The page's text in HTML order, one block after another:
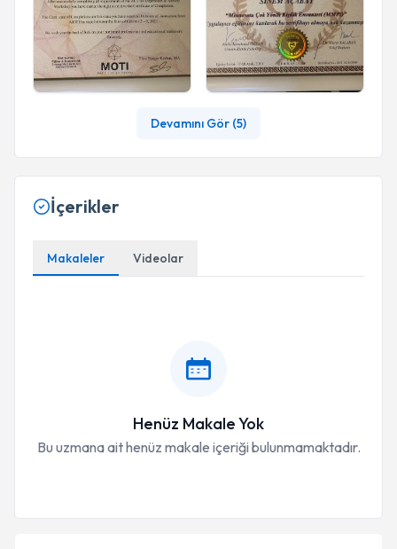
Devamını Gör (5)
İçerikler
Makaleler Videolar
Henüz Makale Yok
Bu uzmana ait henüz makale içeriği bulunmamaktadır.